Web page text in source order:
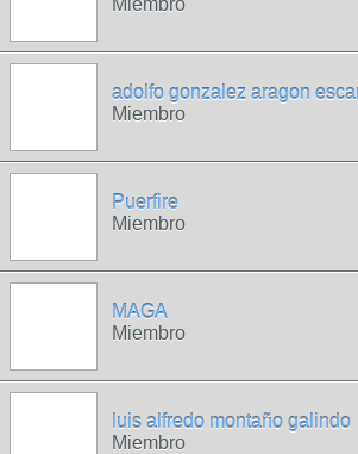
Miembro
adolfo gonzalez aragon
Miembro
Puerfire
Miembro
MAGA
Miembro
luis alfredo montaño galindo
Miembro